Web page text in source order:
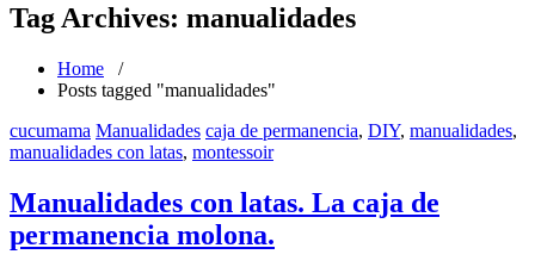
Tag Archives: manualidades
Home /
Posts tagged "manualidades"
cucumama Manualidades caja de permanencia, DIY, manualidades,
manualidades con latas, montessoir
Manualidades con latas. La caja de
permanencia molona.